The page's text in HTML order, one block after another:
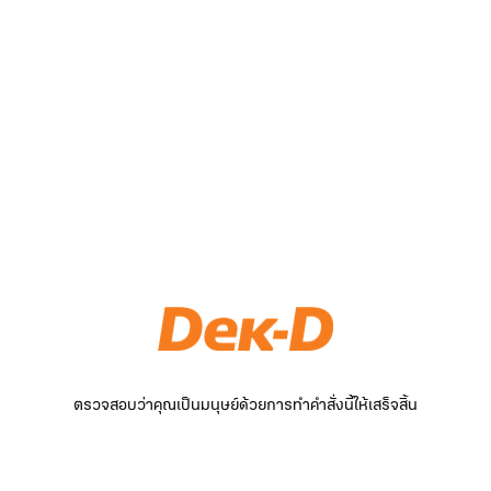
ตรวจสอบว่าคุณเป็นมนุษย์ด้วยการทำคำสั่งนี้ให้เสร็จสิ้น